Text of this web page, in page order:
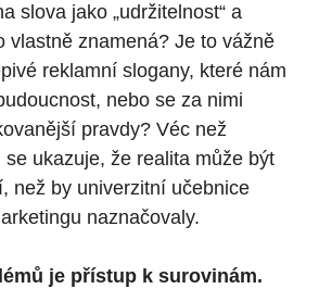
slova jako „udržitelnost“ a
vlastně znamená? Je to vážně
reklamní slogany, které nám
nebo se za nimi
pravdy? Véc než
se ukazuje, že realita může být
než by univerzitní učebnice
naznačovaly.
je přístup k surovinám.